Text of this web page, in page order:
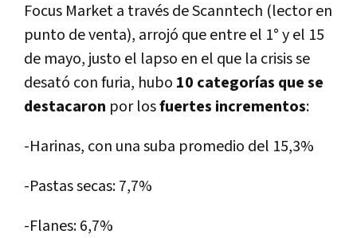
Focus Market a través de Scanntech (lector en
punto de venta), arrojó que entre el 1° y el 15
de mayo, justo el lapso en el que la crisis se
desató con furia, hubo 10 categorí­as que se
destacaron por losfuertes incrementos:
-Harinas, con una suba promedio del 15,3%
-Pastas secas: 7,7%
-Flanes: 6,7%